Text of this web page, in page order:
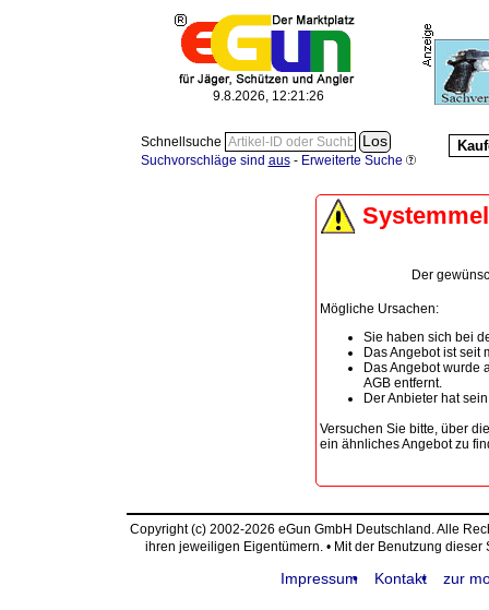
9.8.2026, 12:21:26
Schnellsuche
Suchvorschläge sind aus- Erweiterte Suche
Der
Mögliche Ursachen:
Sie haben sich bei
Das Angebot ist seit
Das Angebot wurde
AGB entfernt.
Der Anbieter hat
Versuchen Sie bitte, über
ein ähnliches Angebot zu
Copyright (c) 2002-2026 eGun GmbH Deutschland. Alle
ihren jeweiligen Eigentümern. • Mit der Benutzung
Impressum Kontakt zur